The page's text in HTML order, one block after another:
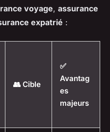
voyage, assurance
expatrié :
👥 Cible
✅
Avantag
es
majeurs